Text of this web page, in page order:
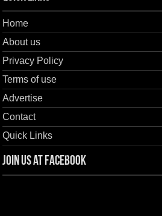
Home
About us
Privacy Policy
Terms of use
Advertise
Contact
Quick Links
Join us at Facebook